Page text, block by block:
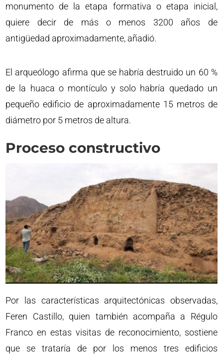
monumento de la etapa formativa o etapa inicial,
quiere decir de más o menos 3200 años de
antigüedad aproximadamente, añadió.
El arqueólogo afirma que se habría destruido un 60 %
de la huaca o montículo y solo habría quedado un
pequeño edificio de aproximadamente 15 metros de
diámetro por 5 metros de altura.
Proceso constructivo
Por las características arquitectónicas observadas,
Feren Castillo, quien también acompaña a Régulo
Franco en estas visitas de reconocimiento, sostiene
que se trataría de por los menos tres edificios